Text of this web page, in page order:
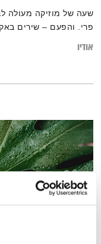
שעה של מוזיקה מעולה
פרי. והפעם – שירים
אודיו